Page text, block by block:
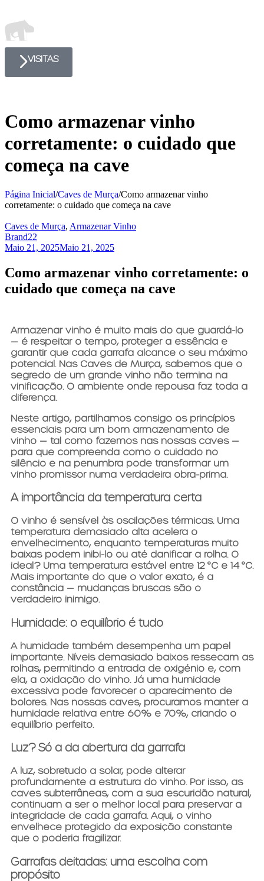
VISITAS
Como armazenar vinho
corretamente: o cuidado que
começa na cave
Página Inicial/Caves de Murça/Como armazenar vinho
corretamente: o cuidado que começa na cave
Caves de Murça, Armazenar Vinho
Brand22
Maio 21, 2025Maio 21, 2025
Como armazenar vinho corretamente: o
cuidado que começa na cave
Armazenar vinho é muito mais do que guardá-lo
— é respeitar o tempo, proteger a essência e
garantir que cada garrafa alcance o seu máximo
potencial. Nas Caves de Murça, sabemos que o
segredo de um grande vinho não termina na
vinificação. O ambiente onde repousa faz toda a
diferença.
Neste artigo, partilhamos consigo os princípios
essenciais para um bom armazenamento de
vinho — tal como fazemos nas nossas caves —
para que compreenda como o cuidado no
silêncio e na penumbra pode transformar um
vinho promissor numa verdadeira obra-prima.
A importância da temperatura certa
O vinho é sensível às oscilações térmicas. Uma
temperatura demasiado alta acelera o
envelhecimento, enquanto temperaturas muito
baixas podem inibi-lo ou até danificar a rolha. O
ideal? Uma temperatura estável entre 12 °C e 14 °C.
Mais importante do que o valor exato, é a
constância — mudanças bruscas são o
verdadeiro inimigo.
Humidade: o equilíbrio é tudo
A humidade também desempenha um papel
importante. Níveis demasiado baixos ressecam as
rolhas, permitindo a entrada de oxigénio e, com
ela, a oxidação do vinho. Já uma humidade
excessiva pode favorecer o aparecimento de
bolores. Nas nossas caves, procuramos manter a
humidade relativa entre 60% e 70%, criando o
equilíbrio perfeito.
Luz? Só a da abertura da garrafa
A luz, sobretudo a solar, pode alterar
profundamente a estrutura do vinho. Por isso, as
caves subterrâneas, com a sua escuridão natural,
continuam a ser o melhor local para preservar a
integridade de cada garrafa. Aqui, o vinho
envelhece protegido da exposição constante
que o poderia fragilizar.
Garrafas deitadas: uma escolha com
propósito